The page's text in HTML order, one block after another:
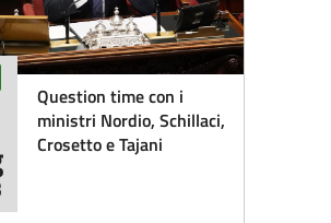
Question time con i
ministri Nordio, Schillaci,
Crosetto e Tajani